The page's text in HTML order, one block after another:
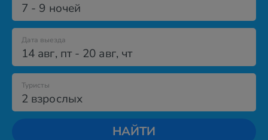
7 - 9 ночей
Дата выезда
14 авг, пт- 20 авг, чт
2 взрослых
Туристы
НАЙТИ